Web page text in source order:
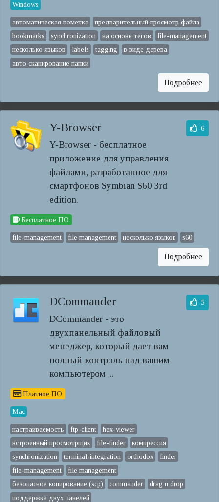
Windows
автоматическая пометка
предварительный просмотр файла
bookmarks
synchronization на основе тегов
file-management
несколько языков
labels tagging
в виде дерева
авто сканирование папки
Подробнее
Y-Browser
Y-Browser - бесплатное
приложение для управления
файлами, разработанное для
смартфонов Symbian S60 3rd
edition.
6
Бесплатное ПО
file-management file management несколько языков s60
Подробнее
DCommander
DCommander - это
двухпанельный файловый
менеджер, который дает вам
полный контроль над вашим
компьютером ...
5
Платное ПО
Mac
настраиваемость ftp-client
hex-viewer
встроенный просмотрщик
file-finder
компрессия
synchronization
terminal-integration orthodox
finder
file-management
file management
безопасное копирование (scp)
commander
drag n drop
поддержка двух панелей